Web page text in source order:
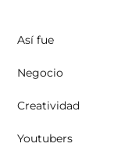
Así fue
Negocio
Creatividad
Youtubers